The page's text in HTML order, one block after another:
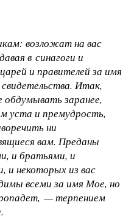
возложат на вас
в синагоги и
и правителей за имя
Итак,
обдумывать заранее,
уста и премудрость,
ни
вам. Преданы
и братьями, и
и некоторых из вас
всеми за имя Мое, но
— терпением